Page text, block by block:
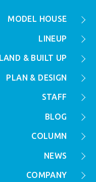
MODEL HOUSE
LINEUP
LAND & BUILT UP
PLAN & DESIGN
STAFF
BLOG
COLUMN
NEWS
COMPANY